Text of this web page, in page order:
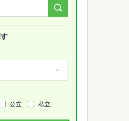
公立 私立